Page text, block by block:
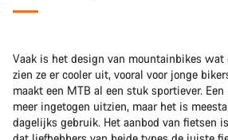
Vaak is het design van mountainbikes wat
zien ze er cooler uit, vooral voor jonge
maakt een MTB al een stuk sportiever.
meer ingetogen uitzien, maar het is
dagelijks gebruik. Het aanbod van fietsen